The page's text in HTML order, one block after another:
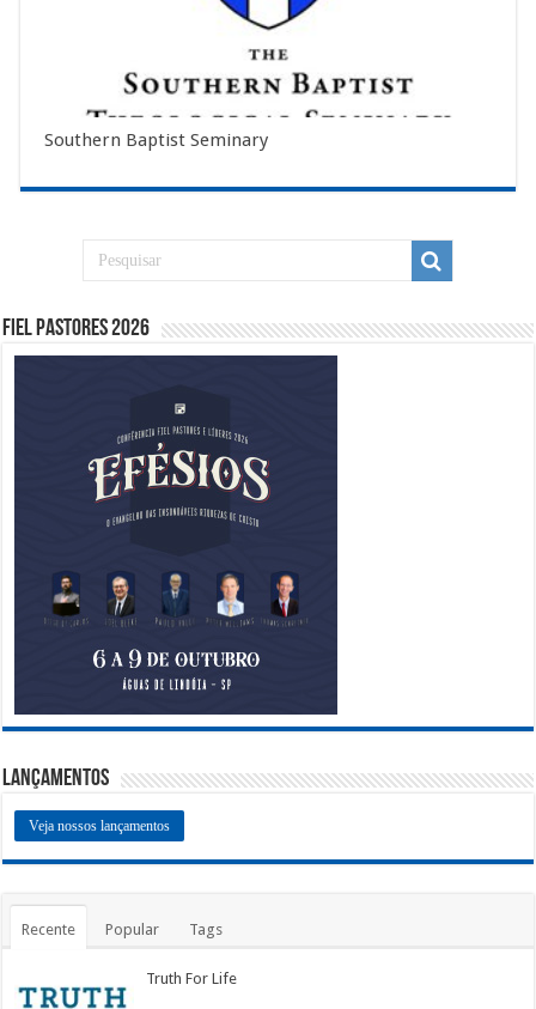
Southern Baptist Seminary
Fiel Pastores 2026
Lançamentos
Veja nossos lançamentos
Recente Popular Tags
Truth For Life